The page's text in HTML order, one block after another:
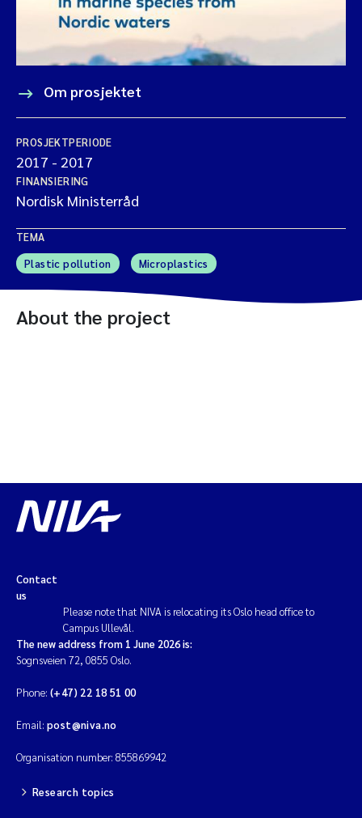
Om prosjektet
PROSJEKTPERIODE
2017 - 2017
FINANSIERING
Nordisk Ministerråd
TEMA
Plastic pollution
Microplastics
About the project
Contact
us
Please note that NIVA is relocating its Oslo head office to
Campus Ullevål.
The new address from 1 June 2026 is:
Sognsveien 72, 0855 Oslo.
Phone: (+47) 22 18 51 00
Email: post@niva.no
Organisation number: 855869942
Research topics